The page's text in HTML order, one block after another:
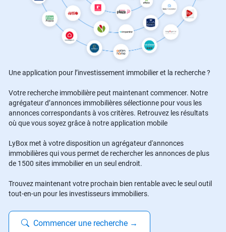
Une application pour l’investissement immobilier et la recherche ?
Votre recherche immobilière peut maintenant commencer. Notre
agrégateur d’annonces immobilières sélectionne pour vous les
annonces correspondants à vos critères. Retrouvez les résultats
où que vous soyez grâce à notre application mobile
LyBox met à votre disposition un agrégateur d'annonces
immobilières qui vous permet de rechercher les annonces de plus
de 1500 sites immobilier en un seul endroit.
Trouvez maintenant votre prochain bien rentable avec le seul outil
tout-en-un pour les investisseurs immobiliers.
Commencer une recherche →